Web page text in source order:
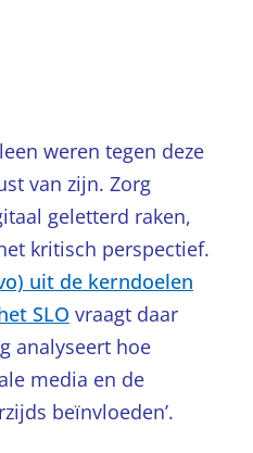
weren tegen deze
van zijn. Zorg
geletterd raken,
kritisch perspectief.
uit de kerndoelen
SLO vraagt daar
analyseert hoe
media en de
beïnvloeden’.